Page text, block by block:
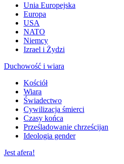
Unia Europejska
Europa
USA
NATO
Niemcy
Izrael i Żydzi
Duchowość i wiara
Kościół
Wiara
Świadectwo
Cywilizacja śmierci
Czasy końca
Prześladowanie chrześcijan
Ideologia gender
Jest afera!